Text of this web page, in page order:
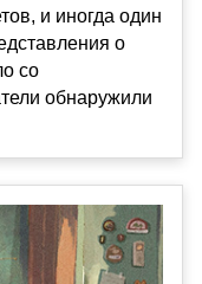
и иногда один
о
со
обнаружили